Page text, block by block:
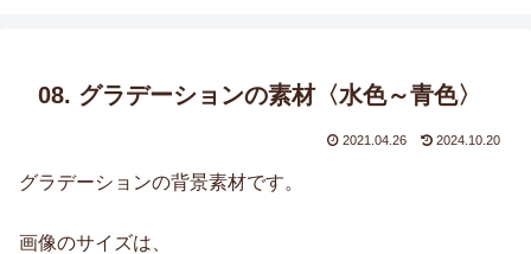
08. グラデーションの素材〈水色～青色〉
2021.04.26 2024.10.20
グラデーションの背景素材です。
画像のサイズは、